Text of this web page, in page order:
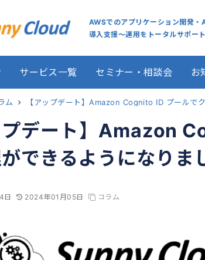
AWSでのアプリケーション開発・
導入支援～運用をトータルサポー
サービス一覧 セミナー・相談会 お
ム 【アップデート】Amazon Cognito ID プールで
プデート】Amazon
できるようになりま
日 2024年01月05日 コラム